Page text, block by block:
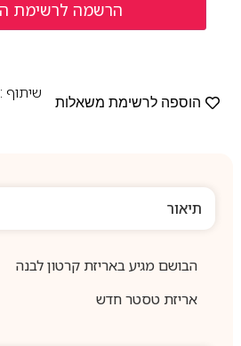
הוספה לרשימת משאלות
שיתוף :
תיאור
הבושם מגיע באריזת קרטון לבנה
אריזת טסטר חדש